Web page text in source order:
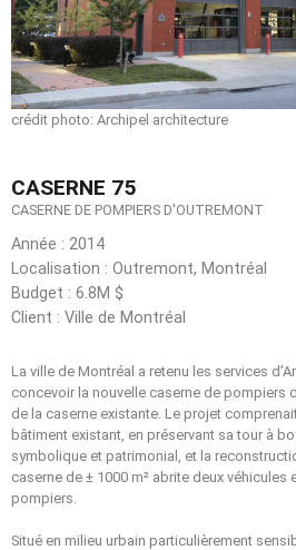
crédit photo: Archipel architecture
CASERNE 75
CASERNE DE POMPIERS D'OUTREMONT
Année : 2014
Localisation : Outremont, Montréal
Budget : 6.8M $
Client : Ville de Montréal
La ville de Montréal a retenu les services
concevoir la nouvelle caserne de pompiers
de la caserne existante. Le projet
bâtiment existant, en préservant sa tour à
symbolique et patrimonial, et la
caserne de ± 1000 m² abrite deux véhicules
pompiers.
Situé en milieu urbain particulièrement